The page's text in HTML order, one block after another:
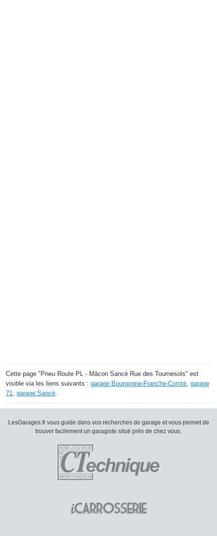
Cette page "Pneu Route PL - Mâcon Sancé Rue des Tournesols" est
visible via les liens suivants : garage Bourgogne-Franche-Comté, garage
71, garage Sancé.
LesGarages.fr vous guide dans vos recherches de garage et vous permet de
trouver facilement un garagiste situé près de chez vous.